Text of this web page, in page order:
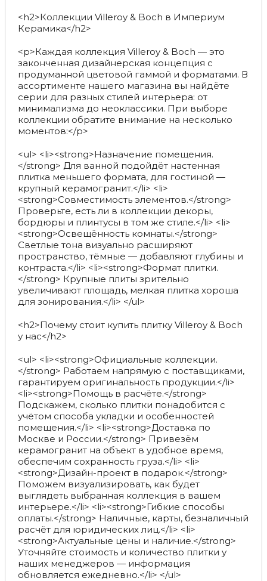
<h2>Коллекции Villeroy & Boch в Империум
Керамика</h2>
<p>Каждая коллекция Villeroy & Boch — это
законченная дизайнерская концепция с
продуманной цветовой гаммой и форматами. В
ассортименте нашего магазина вы найдёте
серии для разных стилей интерьера: от
минимализма до неоклассики. При выборе
коллекции обратите внимание на несколько
моментов:</p>
<ul> <li><strong>Назначение помещения.
</strong> Для ванной подойдёт настенная
плитка меньшего формата, для гостиной —
крупный керамогранит.</li> <li>
<strong>Совместимость элементов.</strong>
Проверьте, есть ли в коллекции декоры,
бордюры и плинтусы в том же стиле.</li> <li>
<strong>Освещённость комнаты.</strong>
Светлые тона визуально расширяют
пространство, тёмные — добавляют глубины и
контраста.</li> <li><strong>Формат плитки.
</strong> Крупные плиты зрительно
увеличивают площадь, мелкая плитка хороша
для зонирования.</li> </ul>
<h2>Почему стоит купить плитку Villeroy & Boch
у нас</h2>
<ul> <li><strong>Официальные коллекции.
</strong> Работаем напрямую с поставщиками,
гарантируем оригинальность продукции.</li>
<li><strong>Помощь в расчёте.</strong>
Подскажем, сколько плитки понадобится с
учётом способа укладки и особенностей
помещения.</li> <li><strong>Доставка по
Москве и России.</strong> Привезём
керамогранит на объект в удобное время,
обеспечим сохранность груза.</li> <li>
<strong>Дизайн-проект в подарок.</strong>
Поможем визуализировать, как будет
выглядеть выбранная коллекция в вашем
интерьере.</li> <li><strong>Гибкие способы
оплаты.</strong> Наличные, карты, безналичный
расчёт для юридических лиц.</li> <li>
<strong>Актуальные цены и наличие.</strong>
Уточняйте стоимость и количество плитки у
наших менеджеров — информация
обновляется ежедневно.</li> </ul>